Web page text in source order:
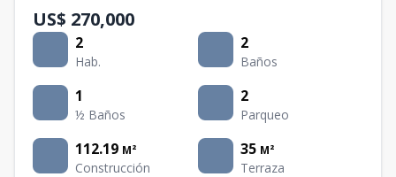
US$ 270,000
2
Hab.
2
Baños
1
½ Baños
2
Parqueo
112.19 M²
Construcción
35 M²
Terraza